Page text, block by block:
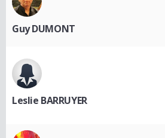
Guy DUMONT
Leslie BARRUYER